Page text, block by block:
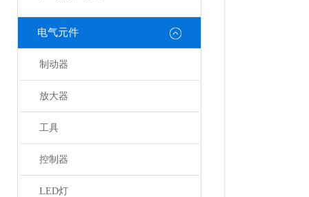
电气元件
制动器
放大器
工具
控制器
LED灯